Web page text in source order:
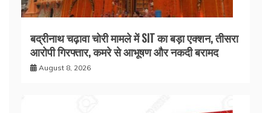
बद्रीनाथ चढ़ावा चोरी मामले में SIT का बड़ा एक्शन, तीसरा
आरोपी गिरफ्तार, कमरे से आभूषण और नकदी बरामद
August 8, 2026